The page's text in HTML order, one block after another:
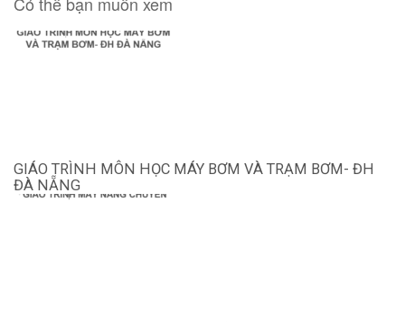
GIÁO TRÌNH MÔN HỌC MÁY BƠM VÀ TRẠM BƠM- ĐH
ĐÀ NẴNG